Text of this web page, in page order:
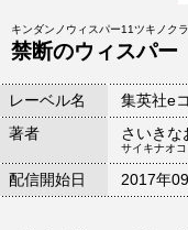
キンダンノウィスパー11ツキノク
禁断のウィスパ
レーベル名
集英社e
著者
さいきな
サイキナオコ
配信開始日 2017年